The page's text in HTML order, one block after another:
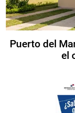
Puerto del
el